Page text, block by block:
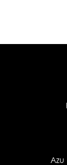
Azu